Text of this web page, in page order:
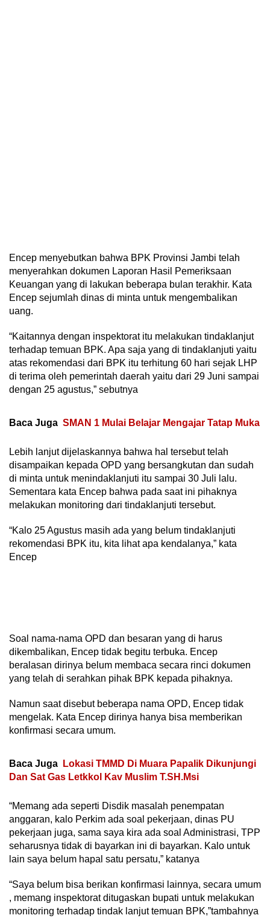
Encep menyebutkan bahwa BPK Provinsi Jambi telah
menyerahkan dokumen Laporan Hasil Pemeriksaan
Keuangan yang di lakukan beberapa bulan terakhir. Kata
Encep sejumlah dinas di minta untuk mengembalikan
uang.
“Kaitannya dengan inspektorat itu melakukan tindaklanjut
terhadap temuan BPK. Apa saja yang di tindaklanjuti yaitu
atas rekomendasi dari BPK itu terhitung 60 hari sejak LHP
di terima oleh pemerintah daerah yaitu dari 29 Juni sampai
dengan 25 agustus,” sebutnya
Baca Juga SMAN 1 Mulai Belajar Mengajar Tatap Muka
Lebih lanjut dijelaskannya bahwa hal tersebut telah
disampaikan kepada OPD yang bersangkutan dan sudah
di minta untuk menindaklanjuti itu sampai 30 Juli lalu.
Sementara kata Encep bahwa pada saat ini pihaknya
melakukan monitoring dari tindaklanjuti tersebut.
“Kalo 25 Agustus masih ada yang belum tindaklanjuti
rekomendasi BPK itu, kita lihat apa kendalanya,” kata
Encep
Soal nama-nama OPD dan besaran yang di harus
dikembalikan, Encep tidak begitu terbuka. Encep
beralasan dirinya belum membaca secara rinci dokumen
yang telah di serahkan pihak BPK kepada pihaknya.
Namun saat disebut beberapa nama OPD, Encep tidak
mengelak. Kata Encep dirinya hanya bisa memberikan
konfirmasi secara umum.
Baca Juga
Lokasi TMMD Di Muara Papalik Dikunjungi
Dan Sat Gas Letkkol Kav Muslim T.SH.Msi
“Memang ada seperti Disdik masalah penempatan
anggaran, kalo Perkim ada soal pekerjaan, dinas PU
pekerjaan juga, sama saya kira ada soal Administrasi, TPP
seharusnya tidak di bayarkan ini di bayarkan. Kalo untuk
lain saya belum hapal satu persatu,” katanya
“Saya belum bisa berikan konfirmasi lainnya, secara umum
, memang inspektorat ditugaskan bupati untuk melakukan
monitoring terhadap tindak lanjut temuan BPK,”tambahnya